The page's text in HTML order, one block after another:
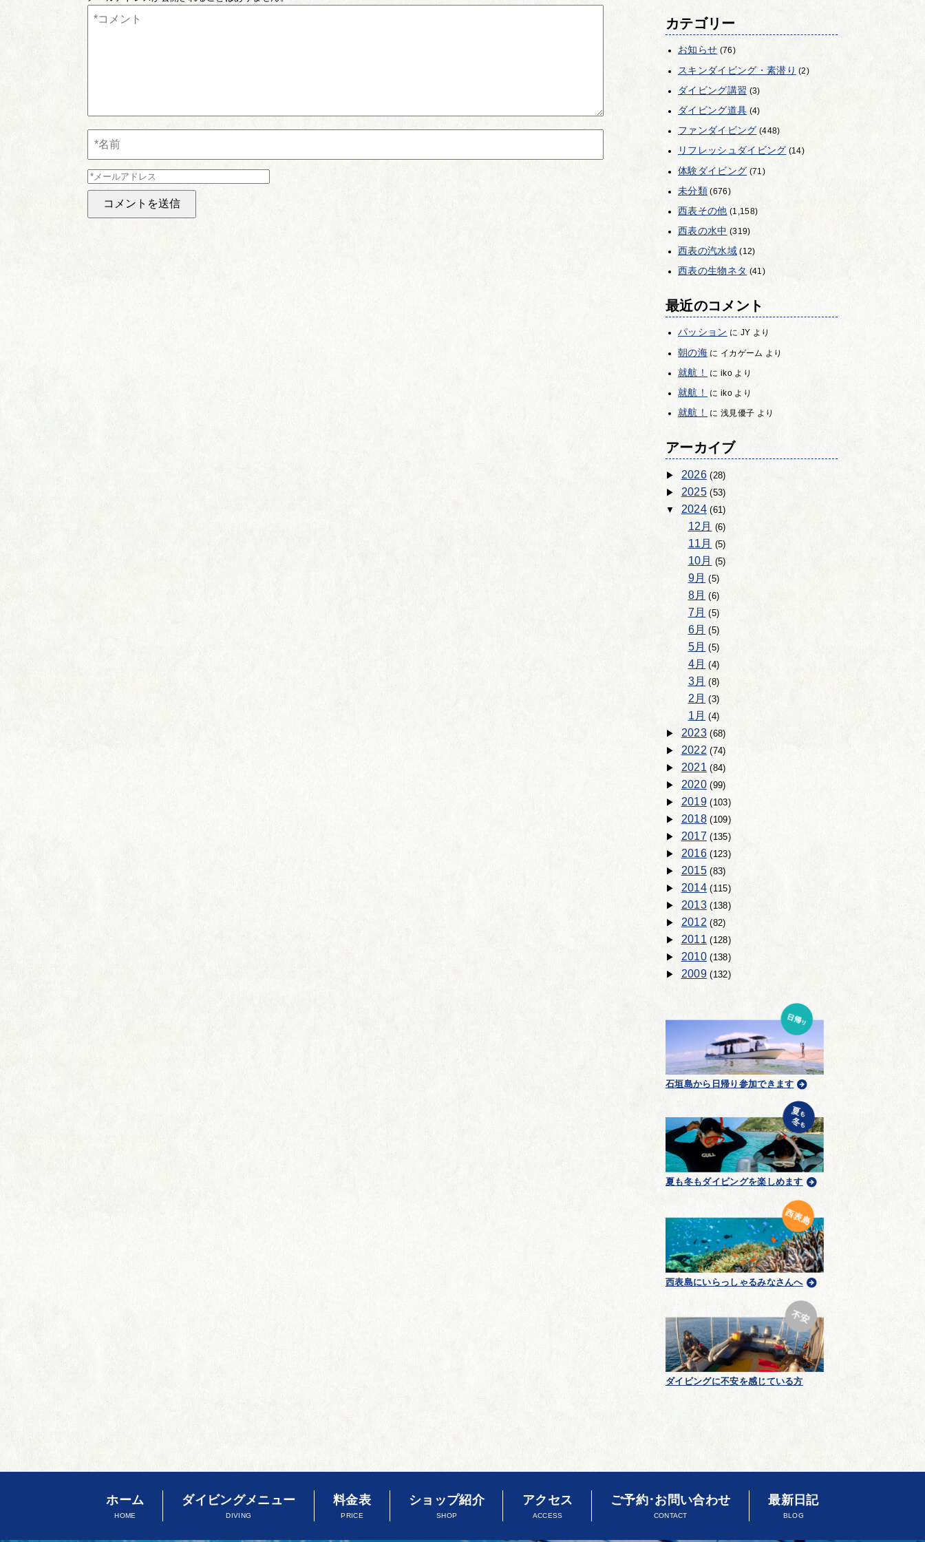
カテゴリー
お知らせ (76)
スキンダイビング・素潜り (2)
ダイビング講習 (3)
ダイビング道具 (4)
ファンダイビング (448)
リフレッシュダイビング (14)
体験ダイビング (71)
未分類(676)
西表その他 (1,158)
西表の水中 (319)
西表の汽水域(12)
西表の生物ネタ (41)
最近のコメント
パッション に JY より
朝の海に イカゲーム より
就航！ に ikoより
就航！ に ikoより
就航！ に 浅見優子 より
アーカイブ
2026(28)
2025(53)
2024(61)
12月 (6)
11月 (5)
10月 (5)
9月 (5)
8月 (6)
7月 (5)
6月 (5)
5月 (5)
4月 (4)
3月 (8)
2月 (3)
1月 (4)
2023(68)
2022(74)
2021(84)
2020(99)
2019(103)
2018(109)
2017 (135)
2016(123)
2015(83)
2014(115)
2013(138)
2012 (82)
2011(128)
2010(138)
2009(132)
石垣島から日帰り参加できます
夏も冬もダイビングを楽しめます
西表島にいらっしゃるみなさんへ
ダイビングに不安を感じている方
ホーム
HOME
ダイビングメニュー
DIVING
料金表
PRICE
ショップ紹介
SHOP
アクセス
ACCESS
ご予約･お問い合わせ
CONTACT
最新日記
BLOG